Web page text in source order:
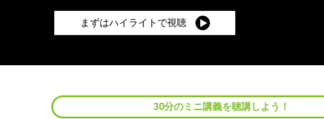
まずはハイライトで視聴
30分のミニ講義を聴講しよう！